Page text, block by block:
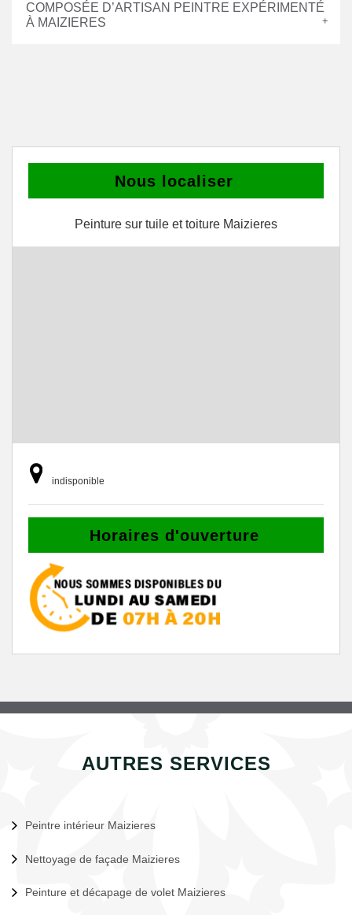
COMPOSÉE D’ARTISAN PEINTRE EXPÉRIMENTÉ
À MAIZIERES
Nous localiser
Peinture sur tuile et toiture Maizieres
indisponible
Horaires d'ouverture
AUTRES SERVICES
Peintre intérieur Maizieres
Nettoyage de façade Maizieres
Peinture et décapage de volet Maizieres